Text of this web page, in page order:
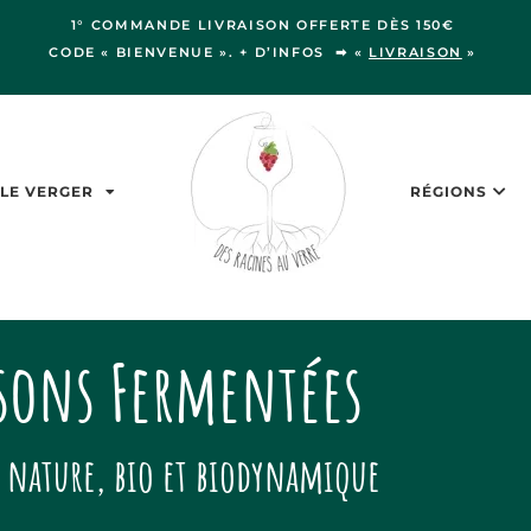
1° COMMANDE LIVRAISON OFFERTE DÈS 150€
CODE « BIENVENUE ». + D’INFOS ➡ « LIVRAISON »
LE VERGER RÉGIONS
Fermentées
bio et biodynamique